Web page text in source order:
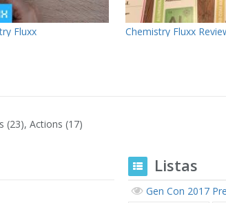
Fluxx Chemistry Fluxx
(23), Actions (17)
Listas
Gen Con 2017